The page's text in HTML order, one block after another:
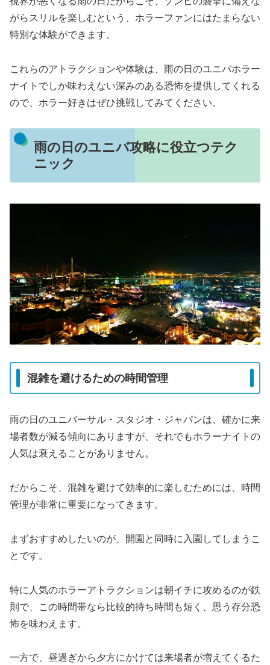
がらスリルを楽しむという、ホラーファンにはたまらない
特別な体験ができます。
これらのアトラクションや体験は、雨の日のユニバホラー
ナイトでしか味わえない深みのある恐怖を提供してくれる
ので、ホラー好きはぜひ挑戦してみてください。
雨の日のユニバ攻略に役立つテク
ニック
混雑を避けるための時間管理
雨の日のユニバーサル・スタジオ・ジャパンは、確かに来
場者数が減る傾向にありますが、それでもホラーナイトの
人気は衰えることがありません。
だからこそ、混雑を避けて効率的に楽しむためには、時間
管理が非常に重要になってきます。
まずおすすめしたいのが、開園と同時に入園してしまうこ
とです。
特に人気のホラーアトラクションは朝イチに攻めるのが鉄
則で、この時間帯なら比較的待ち時間も短く、思う存分恐
怖を味わえます。
一方で、昼過ぎから夕方にかけては来場者が増えてくるた